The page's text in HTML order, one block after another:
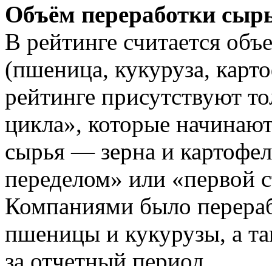
Объём переработки
В рейтинге считается
(пшеница, кукуруза,
рейтинге присутствуют
цикла», которые
сырья — зерна и
переделом» или «первой
Компаниями было
пшеницы и кукурузы, а
за отчетный период.